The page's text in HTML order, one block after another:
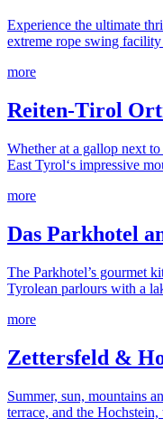
Experience the ultimate
extreme rope swing
more
Reiten-Tirol
Whether at a gallop next
East Tyrol‘s impressive
more
Das Parkhotel
The Parkhotel’s gourmet
Tyrolean parlours with a
more
Zettersfeld &
Summer, sun, mountains
terrace, and the